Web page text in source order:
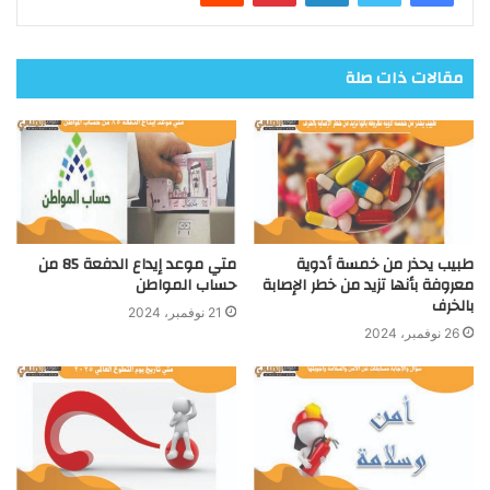
مقالات ذات صلة
طبيب يحذر من خمسة أدوية
معروفة بأنها تزيد من خطر الإصابة
بالخرف
26 نوفمبر، 2024
متي موعد إيداع الدفعة 85 من
حساب المواطن
21 نوفمبر، 2024